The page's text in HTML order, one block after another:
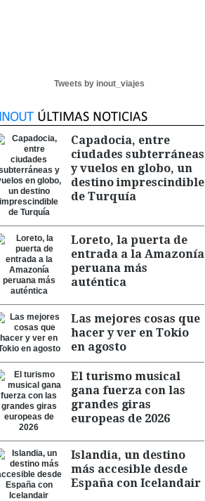
Tweets by inout_viajes
Capadocia, entre
ciudades subterráneas
y vuelos en globo, un
destino imprescindible
de Turquía
Loreto, la puerta de
entrada a la Amazonía
peruana más
auténtica
Las mejores cosas que
hacer y ver en Tokio
en agosto
El turismo musical
gana fuerza con las
grandes giras
europeas de 2026
Islandia, un destino
más accesible desde
España con Icelandair